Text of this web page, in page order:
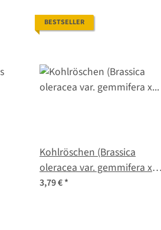
BESTSELLER
Kohlröschen (Brassica
oleracea var. gemmifera x
sabellica) Samen
3,79 €*